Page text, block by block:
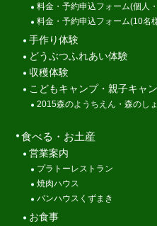
料金・予約申込フォーム(個人
料金・予約申込フォーム(10名
手作り体験
どうぶつふれあい体験
収穫体験
こどもキャンプ・親子キャ
2015森のようちえん・森のし
食べる・お土産
営業案内
プラトーレストラン
焼肉ハウス
パンハウスくずまき
お食事